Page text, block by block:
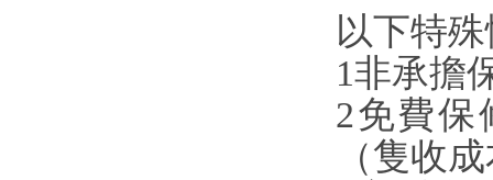
以下特殊
1非承擔
2免費保
（隻收